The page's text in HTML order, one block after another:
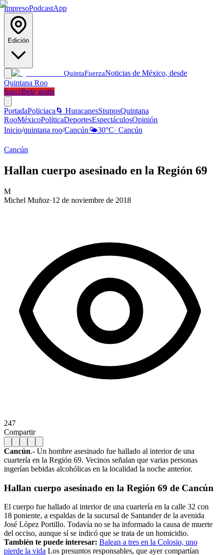
ImpresoPodcastApp
Edición
QuintaFuerzaNoticias de México, desde
Quintana Roo
Suscríbete gratis
PortadaPoliciaca 🌀 HuracanesSismosQuintana
RooMéxicoPolíticaDeportesEspectáculosOpinión
Inicio/quintana roo/Cancún🌤️30°C· Cancún
Cancún
Hallan cuerpo asesinado en la Región 69
M
Michel Muñoz·12 de noviembre de 2018
247
Compartir
Cancún.- Un hombre asesinado fue hallado al interior de una
cuartería en la Región 69. Vecinos señalan que varias personas
ingerían bebidas alcohólicas en la localidad la noche anterior.
Hallan cuerpo asesinado en la Región 69 de Cancún
El cuerpo fue hallado al interior de una cuartería en la calle 32 con
18 poniente, a espaldas de la sucursal de Santander de la avenida
José López Portillo. Todavía no se ha informado la causa de muerte
del occiso, aunque sí se indicó que se trata de un homicidio.
También te puede interesar: Balean a tres en la Colosio, uno
pierde la vida Los presuntos responsables, que ayer compartían